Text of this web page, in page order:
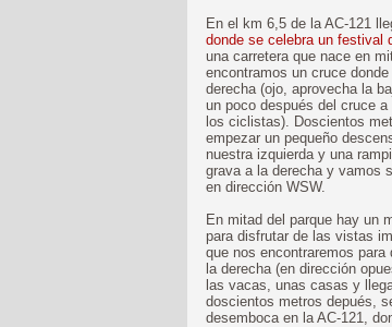
En el km 6,5 de la AC-121
donde se celebra un festival
una carretera que nace en
encontramos un cruce
derecha (ojo, aprovecha la
un poco después del cruce
los ciclistas). Doscientos
empezar un pequeño
nuestra izquierda y una
grava a la derecha y vamos
en dirección WSW.
En mitad del parque hay un
para disfrutar de las vistas
que nos encontraremos
la derecha (en dirección
las vacas, unas casas y
doscientos metros depués,
desemboca en la AC-121,